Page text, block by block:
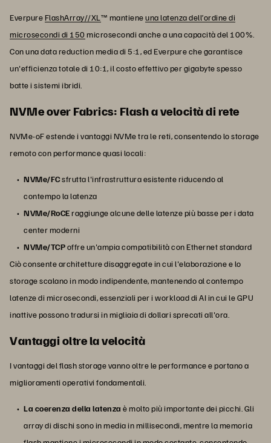
EverpureFlashArray//XL™ mantieneuna latenza dell’ordine di
microsecondi di 150microsecondi anche a una capacità del 100%.
Con una data reduction media di 5:1, ed Everpure che garantisce
un'efficienza totale di 10:1, il costo effettivo per gigabyte spesso
batte i sistemi ibridi.
NVMe over Fabrics: Flash a velocità di rete
NVMe-oF estende i vantaggi NVMe tra le reti, consentendo lo storage
remoto con performance quasi locali:
NVMe/FCsfrutta l'infrastruttura esistente riducendo al
contempo la latenza
NVMe/RoCEraggiunge alcune delle latenze più basse per i data
center moderni
NVMe/TCPoffre un'ampia compatibilità con Ethernet standard
Ciò consente architetture disaggregate in cui l'elaborazione e lo
storage scalano in modo indipendente, mantenendo al contempo
latenze di microsecondi, essenziali per i workload di AI in cui le GPU
inattive possono tradursi in migliaia di dollari sprecati all'ora.
Vantaggi oltre la velocità
I vantaggi del flash storage vanno oltre le performance e portano a
miglioramenti operativi fondamentali.
La coerenza della latenza è molto più importante dei picchi. Gli
array di dischi sono in media in millisecondi, mentre la memoria